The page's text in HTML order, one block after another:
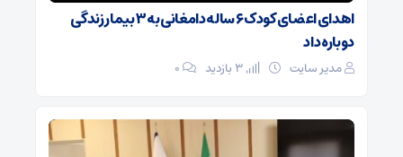
اهدای اعضای کودک ۶ ساله دامغانی به ۳ بیمار زندگی
دوباره داد
مدیر سایت ۰